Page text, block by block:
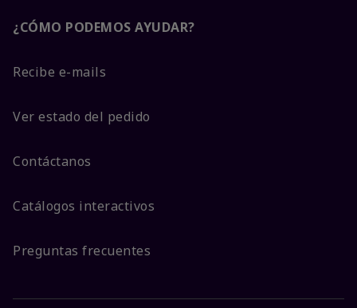
¿CÓMO PODEMOS AYUDAR?
Recibe e-mails
Ver estado del pedido
Contáctanos
Catálogos interactivos
Preguntas frecuentes